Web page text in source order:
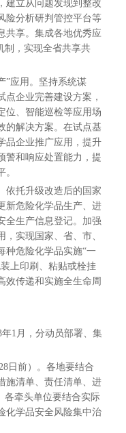
建立从问题发现到整改
险分析研判管控平台等
共享。集成各地优秀应
制，实现全省共享共
应用。坚持系统谋
企业完善建设方案，
位、智能巡检等应用场
的解决方案。在试点基
品企业推广应用，提升
警和响应处置能力，提
托升级改造后的国家
新危险化学品生产、进
全生产信息登记。加强
实现国家、省、市、
种危险化学品实施“一
上印刷、粘贴或栓挂
效传递和实施全生命周
1月，分动员部署、集
日前）。各地要结合
施清单、责任清单、进
各牵头单位要结合实际
化学品安全风险集中治